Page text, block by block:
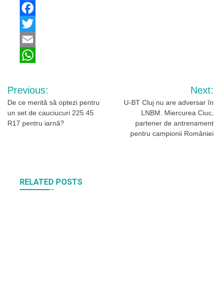
Facebook
Twitter
Email
Navigare
în
articole
Previous:
De ce merită să optezi pentru
un set de cauciucuri 225 45
R17 pentru iarnă?
Next:
U-BT Cluj nu are adversar în
LNBM. Miercurea Ciuc,
partener de antrenament
pentru campionii României
RELATED POSTS